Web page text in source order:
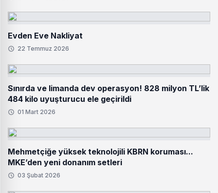
Evden Eve Nakliyat
22 Temmuz 2026
Sınırda ve limanda dev operasyon! 828 milyon TL’lik
484 kilo uyuşturucu ele geçirildi
01 Mart 2026
Mehmetçiğe yüksek teknolojili KBRN koruması...
MKE’den yeni donanım setleri
03 Şubat 2026